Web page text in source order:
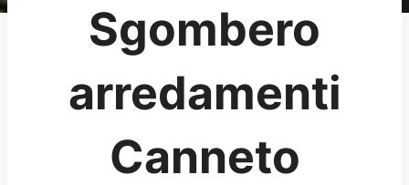
Sgombero
arredamenti
Canneto